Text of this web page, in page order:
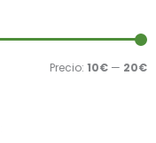
Precio: 10€ — 20€